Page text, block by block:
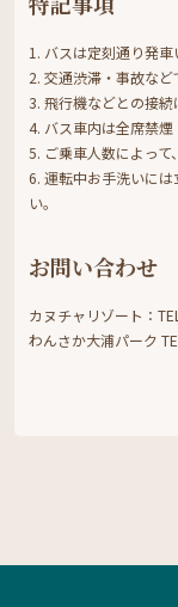
1. バスは定刻通り発車
2. 交通渋滞・事故など
3. 飛行機などとの接続
4. バス車内は全席禁煙
5. ご乗車人数によって
6. 運転中お手洗いに
い。
お問い合わせ
カヌチャリゾート：
わんさか大浦パーク